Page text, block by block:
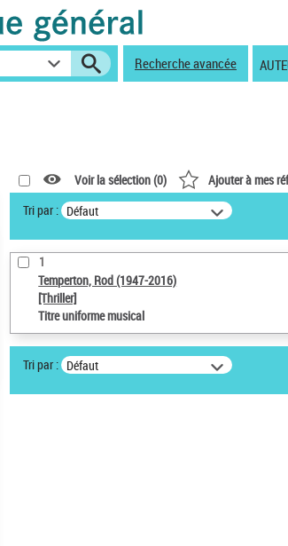
Recherche avancée
Voir la sélection (0) Ajouter à mes
Tri par : Défaut
1
Temperton, Rod (1947-2016)
[Thriller]
Titre uniforme musical
Tri par : Défaut